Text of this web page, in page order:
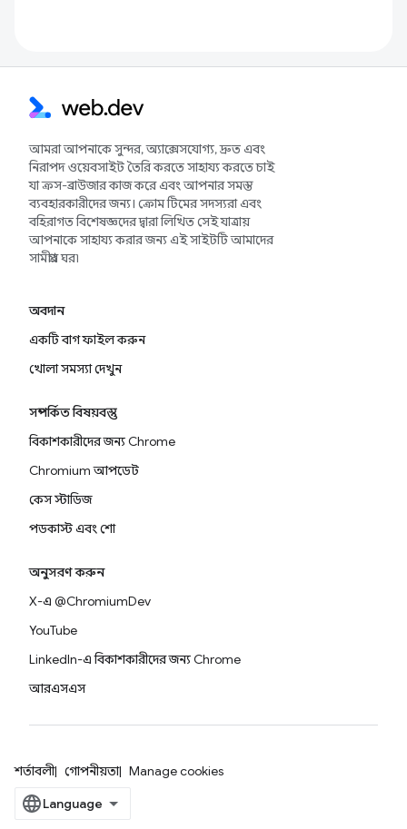
আমরা আপনাকে সুন্দর, অ্যাক্সেসযোগ্য, দ্রুত এবং
নিরাপদ ওয়েবসাইট তৈরি করতে সাহায্য করতে চাই
যা ক্রস-ব্রাউজার কাজ করে এবং আপনার সমস্ত
ব্যবহারকারীদের জন্য। ক্রোম টিমের সদস্যরা এবং
বহিরাগত বিশেষজ্ঞদের দ্বারা লিখিত সেই যাত্রায়
আপনাকে সাহায্য করার জন্য এই সাইটটি আমাদের
সামগ্রীর ঘর৷
অবদান
একটি বাগ ফাইল করুন
খোলা সমস্যা দেখুন
সম্পর্কিত বিষয়বস্তু
বিকাশকারীদের জন্য Chrome
Chromium আপডেট
কেস স্টাডিজ
পডকাস্ট এবং শো
অনুসরণ করুন
X-এ @ChromiumDev
YouTube
LinkedIn-এ বিকাশকারীদের জন্য Chrome
আরএসএস
শর্তাবলী গোপনীয়তা Manage cookies